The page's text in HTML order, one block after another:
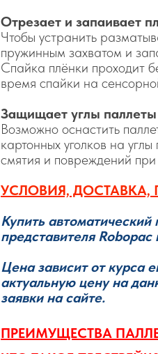
Отрезает и запаивает
Чтобы устранить
пружинным захватом и
Спайка плёнки проходит
время спайки на
Защищает углы паллеты
Возможно оснастить
картонных уголков на
смятия и повреждений
УСЛОВИЯ, ДОСТАВКА,
Купить автоматический
представителя Robopac
Цена зависит от курса
актуальную цену на
заявки на сайте.
ПРЕИМУЩЕСТВА